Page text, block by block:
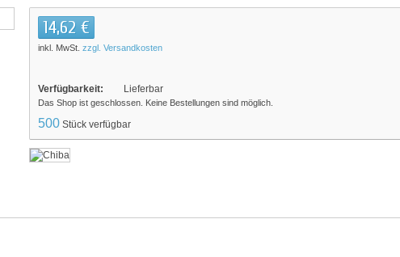
14,62 €
inkl. MwSt. zzgl. Versandkosten
Verfügbarkeit: Lieferbar
Das Shop ist geschlossen. Keine Bestellungen sind möglich.
500 Stück verfügbar